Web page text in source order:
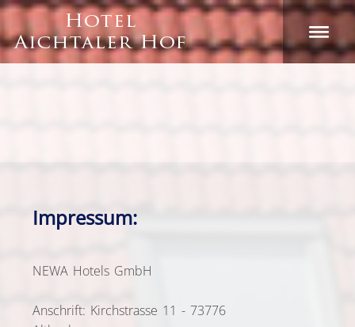
Impressum:
NEWA Hotels GmbH
Anschrift: Kirchstrasse 11 - 73776